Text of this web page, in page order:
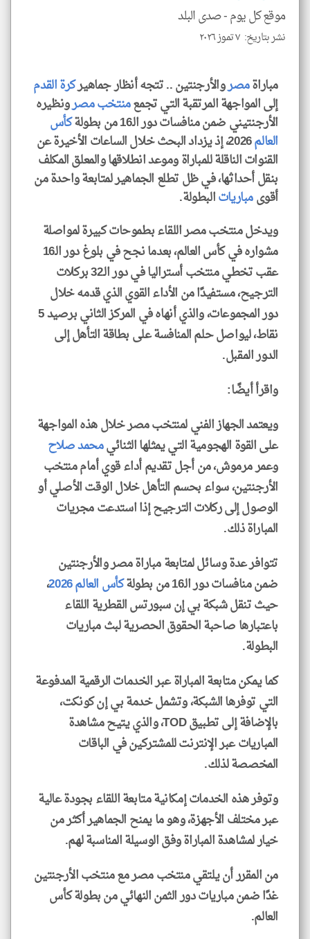
موقع كل يوم -صدى البلد
نشر بتاريخ: ٧ تموز ٢٠٢٦
مباراةمصروالأرجنتين .. تتجه أنظار جماهيركرة القدم
إلى المواجهة المرتقبة التي تجمعمنتخب مصرونظيره
الأرجنتيني ضمن منافسات دور الـ16 من بطولة
كأس
العالم
2026، إذ يزداد البحث خلال الساعات الأخيرة عن
القنوات الناقلة للمباراة وموعد انطلاقها والمعلق المكلف
بنقل أحداثها، في ظل تطلع الجماهير لمتابعة واحدة من
أقوىمبارياتالبطولة.
ويدخل منتخب مصر اللقاء بطموحات كبيرة لمواصلة
مشواره في كأس العالم، بعدما نجح في بلوغ دور الـ16
عقب تخطي منتخب أستراليا في دور الـ32 بركلات
الترجيح، مستفيدًا من الأداء القوي الذي قدمه خلال
دور المجموعات، والذي أنهاه في المركز الثاني برصيد 5
نقاط، ليواصل حلم المنافسة على بطاقة التأهل إلى
الدور المقبل.
واقرأ أيضًا:
ويعتمد الجهاز الفني لمنتخب مصر خلال هذه المواجهة
على القوة الهجومية التي يمثلها الثنائيمحمد صلاح
وعمر مرموش، من أجل تقديم أداء قوي أمام منتخب
الأرجنتين، سواء بحسم التأهل خلال الوقت الأصلي أو
الوصول إلى ركلات الترجيح إذا استدعت مجريات
المباراة ذلك.
تتوافر عدة وسائل لمتابعة مباراة مصر والأرجنتين
ضمن منافسات دور الـ16 من بطولة
كأس العالم 2026
،
حيث تنقل شبكة بي إن سبورتس القطرية اللقاء
باعتبارها صاحبة الحقوق الحصرية لبث مباريات
البطولة.
كما يمكن متابعة المباراة عبر الخدمات الرقمية المدفوعة
التي توفرها الشبكة، وتشمل خدمة بي إن كونكت،
بالإضافة إلى تطبيق TOD، والذي يتيح مشاهدة
المباريات عبر الإنترنت للمشتركين في الباقات
المخصصة لذلك.
وتوفر هذه الخدمات إمكانية متابعة اللقاء بجودة عالية
عبر مختلف الأجهزة، وهو ما يمنح الجماهير أكثر من
خيار لمشاهدة المباراة وفق الوسيلة المناسبة لهم.
من المقرر أن يلتقي منتخب مصر مع منتخب الأرجنتين
غدًا ضمن مباريات دور الثمن النهائي من بطولة كأس
العالم.
klyoum.com